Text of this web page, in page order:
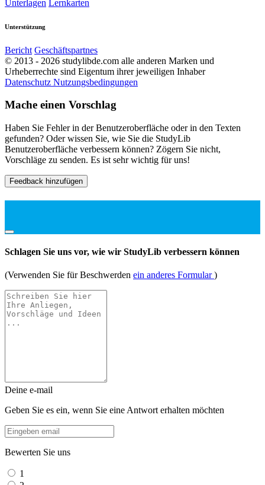
Unterlagen Lernkarten
Unterstützung
Bericht Geschäftspartnes
© 2013 - 2026 studylibde.com alle anderen Marken und
Urheberrechte sind Eigentum ihrer jeweiligen Inhaber
Datenschutz Nutzungsbedingungen
Mache einen Vorschlag
Haben Sie Fehler in der Benutzeroberfläche oder in den Texten
gefunden? Oder wissen Sie, wie Sie die StudyLib
Benutzeroberfläche verbessern können? Zögern Sie nicht,
Vorschläge zu senden. Es ist sehr wichtig für uns!
Feedback hinzufügen
Schlagen Sie uns vor, wie wir StudyLib verbessern können
(Verwenden Sie für Beschwerden ein anderes Formular)
Deine e-mail
Geben Sie es ein, wenn Sie eine Antwort erhalten möchten
Bewerten Sie uns
1